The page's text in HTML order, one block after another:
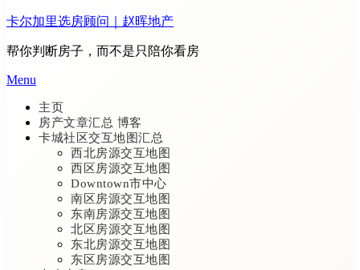
content
卡尔加里选房顾问｜赵晖地产
帮你判断房子，而不是只陪你看房
Menu
主页
房产文章汇总 博客
卡城社区交互地图汇总
西北房源交互地图
西区房源交互地图
Downtown市中心
南区房源交互地图
东南房源交互地图
北区房源交互地图
东北房源交互地图
东区房源交互地图